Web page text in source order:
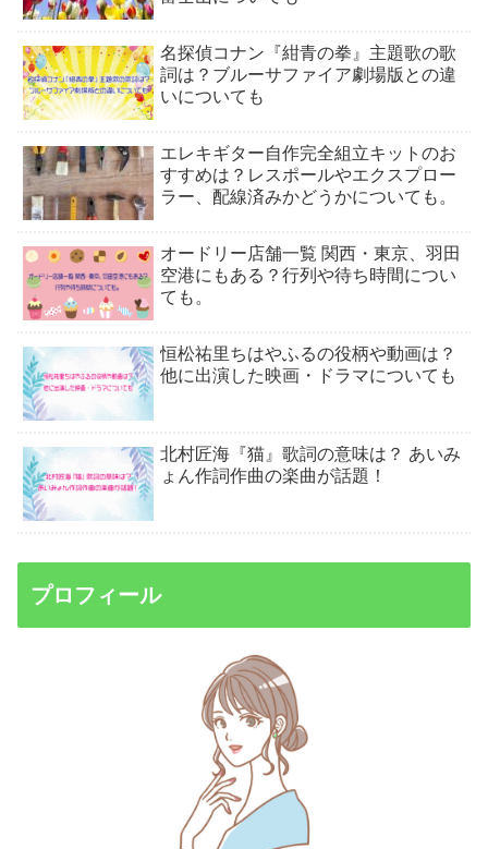
名探偵コナン『紺青の拳』主題歌の歌
詞は？ブルーサファイア劇場版との違
いについても
エレキギター自作完全組立キットのお
すすめは？レスポールやエクスプロー
ラー、配線済みかどうかについても。
オードリー店舗一覧 関西・東京、羽田
空港にもある？行列や待ち時間につい
ても。
恒松祐里ちはやふるの役柄や動画は？
他に出演した映画・ドラマについても
北村匠海『猫』歌詞の意味は？ あいみ
ょん作詞作曲の楽曲が話題！
プロフィール